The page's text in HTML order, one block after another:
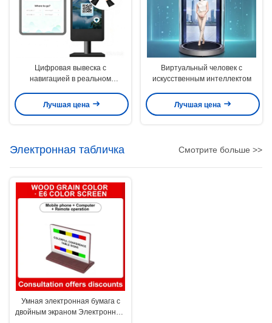
Цифровая вывеска с
навигацией в реальном
Лучшая цена
Виртуальный человек с
искусственным интеллектом
Лучшая цена
Электронная табличка Смотрите больше >>
Умная электронная бумага с
двойным экраном Электронный